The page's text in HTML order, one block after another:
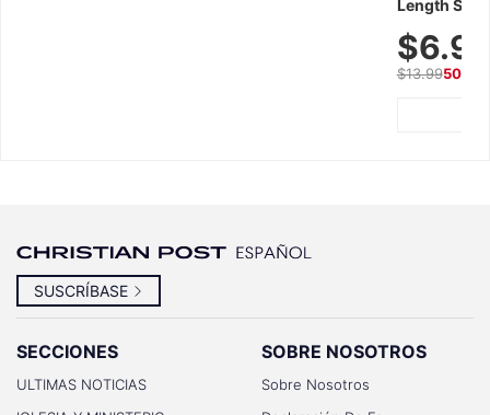
Length
Summer
$13.9950%
SUSCRÍBASE
SECCIONES
ULTIMAS NOTICIAS
SOBRE NOSOTROS
Sobre Nosotros